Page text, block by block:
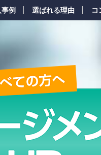
例 選ばれる理由 コ